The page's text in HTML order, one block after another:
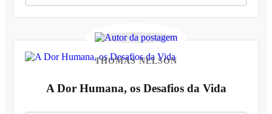
THOMAS NELSON
A Dor Humana, os Desafios da Vida